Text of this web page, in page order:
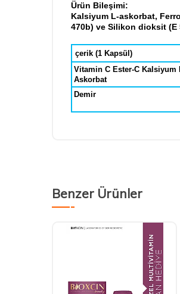
Ürün Bileşimi:
Kalsiyum L-askorbat,
470b) ve Silikon dioksit (E
çerik (1 Kapsül)
Vitamin C Ester-C Kalsiyum
Askorbat
Demir
Benzer Ürünler